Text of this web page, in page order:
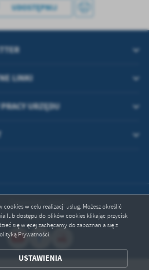
w celu realizacji usług. Możesz określić
lub dostępu do plików cookies klikając przycisk
się więcej zachęcamy do zapoznania się z
Prywatności.
USTAWIENIA
ZAPISZ WYBRANE
UDOSTĘPNIJ
LINKI
URZĘDU
Odwiedzin: 665001
Online: 6